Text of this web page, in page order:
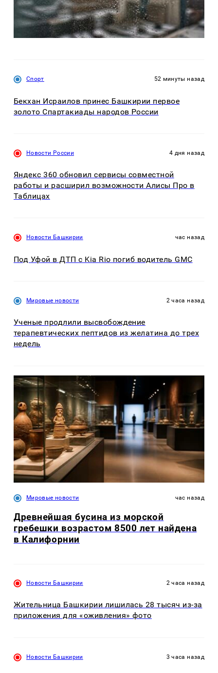
Спорт 52 минуты назад
Бекхан Исраилов принес Башкирии первое
золото Спартакиады народов России
Новости России 4 дня назад
Яндекс 360 обновил сервисы совместной
работы и расширил возможности Алисы Про в
Таблицах
Новости Башкирии час назад
Под Уфой в ДТП с Kia Rio погиб водитель GMC
Мировые новости 2 часа назад
Ученые продлили высвобождение
терапевтических пептидов из желатина до трех
недель
Мировые новости час назад
Древнейшая бусина из морской
гребешки возрастом 8500 лет найдена
в Калифорнии
Новости Башкирии 2 часа назад
Жительница Башкирии лишилась 28 тысяч из-за
приложения для «оживления» фото
Новости Башкирии 3 часа назад